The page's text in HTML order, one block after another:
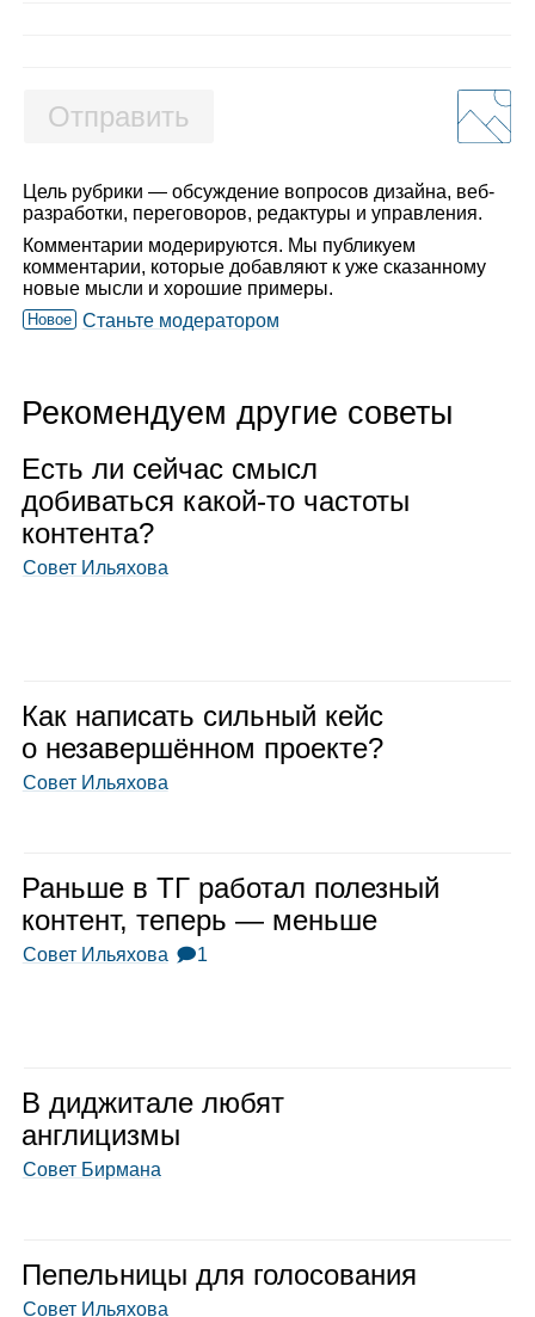
Отправить
Цель рубрики — обсуждение вопросов дизайна, веб-
разработки, переговоров, редактуры и управления.
Комментарии модерируются. Мы публикуем
комментарии, которые добавляют к уже сказанному
новые мысли и хорошие примеры.
Новое Станьте модератором
Рекомендуем другие советы
Есть ли сей­час смысл
доби­ваться какой‑то частоты
кон­тента?
Совет Ильяхова
Как напи­сать силь­ный кейс
о неза­вер­шён­ном про­екте?
Совет Ильяхова
Раньше в ТГ рабо­тал полез­ный
кон­тент, теперь — меньше
Совет Ильяхова 🗩1
В диджи­тале любят
англи­цизмы
Совет Бирмана
Пепель­ницы для голо­со­ва­ния
Совет Ильяхова